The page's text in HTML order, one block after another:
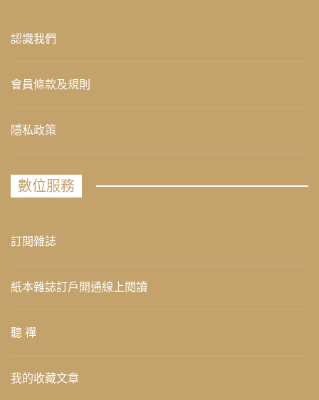
認識我們
會員條款及規則
隱私政策
數位服務
訂閱雜誌
紙本雜誌訂戶開通線上閱讀
聽 禪
我的收藏文章